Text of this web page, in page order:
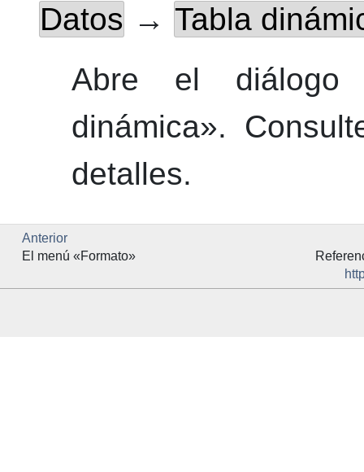
Datos → Tabla
Abre el diálogo
dinámica».
detalles.
Anterior
El menú «Formato»